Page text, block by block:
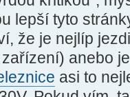
lepší tyto
že je nejlíp
anebo
asi to